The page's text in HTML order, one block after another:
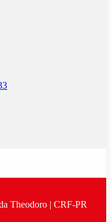
Theodoro | CRF-PR